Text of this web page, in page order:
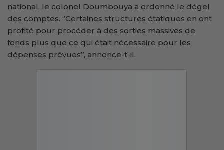
national, le colonel Doumbouya a ordonné le dégel
des comptes. ‘’Certaines structures étatiques en ont
profité pour procéder à des sorties massives de
fonds plus que ce qui était nécessaire pour les
dépenses prévues’’, annonce-t-il.